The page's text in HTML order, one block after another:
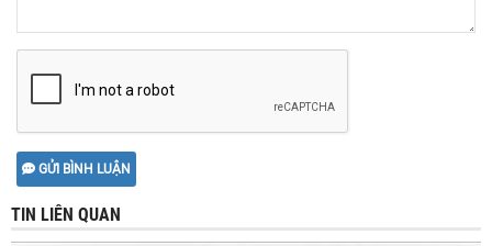
GỬI BÌNH LUẬN
TIN LIÊN QUAN